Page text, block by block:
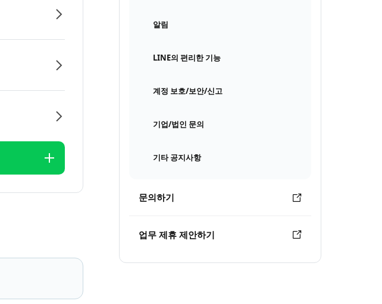
알림
LINE의 편리한 기능
계정 보호/보안/신고
기업/법인 문의
기타 공지사항
문의하기
업무 제휴 제안하기